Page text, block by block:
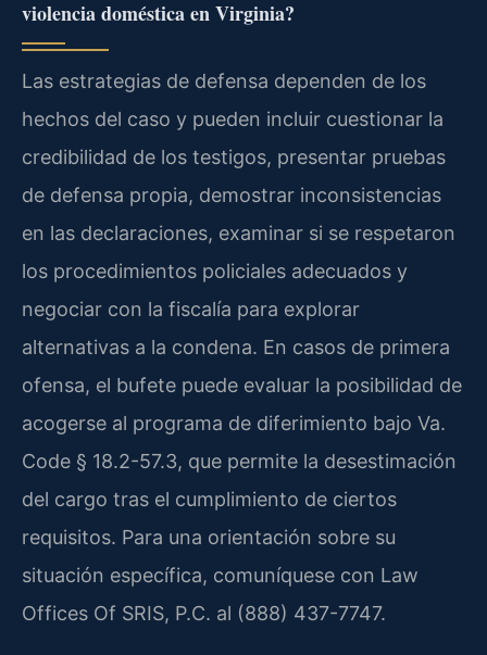
violencia doméstica en Virginia?
Las estrategias de defensa dependen de los
hechos del caso y pueden incluir cuestionar la
credibilidad de los testigos, presentar pruebas
de defensa propia, demostrar inconsistencias
en las declaraciones, examinar si se respetaron
los procedimientos policiales adecuados y
negociar con la fiscalía para explorar
alternativas a la condena. En casos de primera
ofensa, el bufete puede evaluar la posibilidad de
acogerse al programa de diferimiento bajo Va.
Code § 18.2-57.3, que permite la desestimación
del cargo tras el cumplimiento de ciertos
requisitos. Para una orientación sobre su
situación específica, comuníquese con Law
Offices Of SRIS, P.C. al (888) 437-7747.